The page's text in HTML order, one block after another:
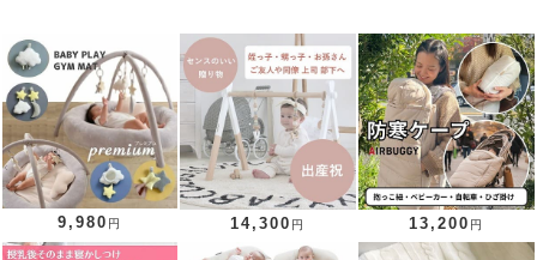
9,980 円 14,300 円 13,200 円